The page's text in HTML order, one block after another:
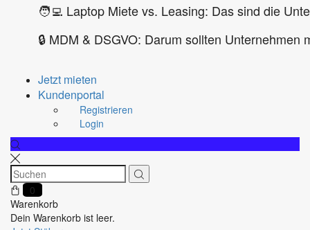
🧑‍💻 Laptop Miete vs. Leasing: Das sind die
🔒 MDM & DSGVO: Darum sollten
Jetzt mieten
Kundenportal
Registrieren
Login
0
Warenkorb
Dein Warenkorb ist leer.